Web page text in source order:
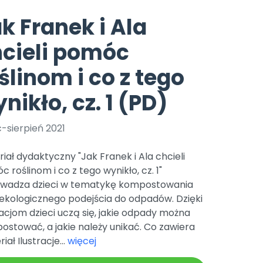
Pomoc
Nowości
Zapowiedzi
Promocje
czerwca 2024 r. uzyskała
r. Nr decyzji:
Online.
Bliżej Pieska
Pomoc zwierzętom
Książka (dla) Przedszkolaka
Promowanie czytelnictwa
TikTok
Zobacz nas na TikToku
YouTube
Filmy edukacyjne
Franek i Ala
pomóc
i co z tego
cz. 1 (PD)
sierpień 2021
dydaktyczny "Jak Franek i Ala chcieli
roślinom i co z tego wynikło, cz. 1"
dzieci w tematykę kompostowania
podejścia do odpadów. Dzięki
dzieci uczą się, jakie odpady można
a jakie należy unikać. Co zawiera
Ilustracje... więcej